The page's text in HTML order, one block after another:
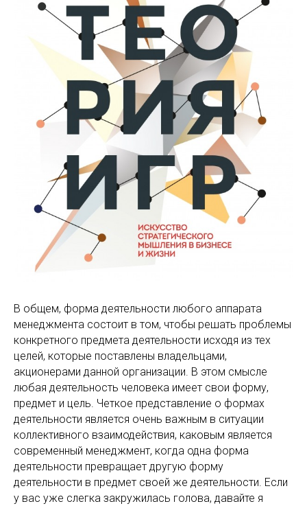
В общем, форма деятельности любого аппарата
менеджмента состоит в том, чтобы решать проблемы
конкретного предмета деятельности исходя из тех
целей, которые поставлены владельцами,
акционерами данной организации. В этом смысле
любая деятельность человека имеет свои форму,
предмет и цель. Четкое представление о формах
деятельности является очень важным в ситуации
коллективного взаимодействия, каковым является
современный менеджмент, когда одна форма
деятельности превращает другую форму
деятельности в предмет своей же деятельности. Если
у вас уже слегка закружилась голова, давайте я